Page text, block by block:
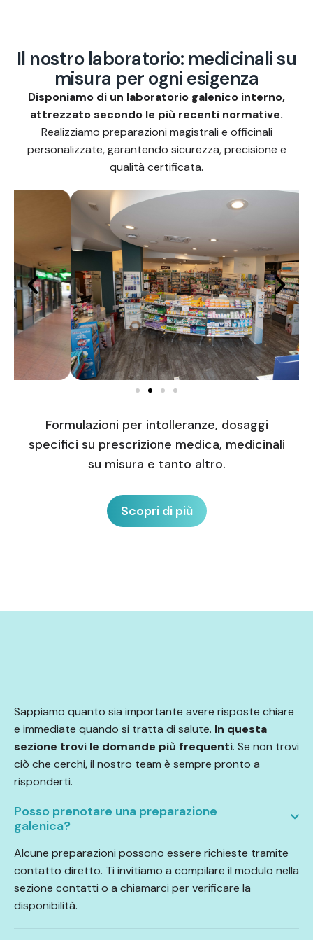
Il nostro laboratorio: medicinalisu
misura per ogni esigenza
Disponiamo di un laboratorio galenico interno,
attrezzato secondo le più recenti normative.
Realizziamo preparazioni magistrali e officinali
personalizzate, garantendo sicurezza, precisione e
qualità certificata.
Formulazioni per intolleranze, dosaggi
specifici su prescrizione medica, medicinali
su misura e tanto altro.
Scopri di più
Sappiamo quanto sia importante avere risposte chiare
e immediate quando si tratta di salute. In questa
sezione trovi le domande più frequenti. Se non trovi
ciò che cerchi, il nostro team è sempre pronto a
risponderti.
Posso prenotare una preparazione
galenica?
Alcune preparazioni possono essere richieste tramite
contatto diretto. Ti invitiamo a compilare il modulo nella
sezione contatti o a chiamarci per verificare la
disponibilità.